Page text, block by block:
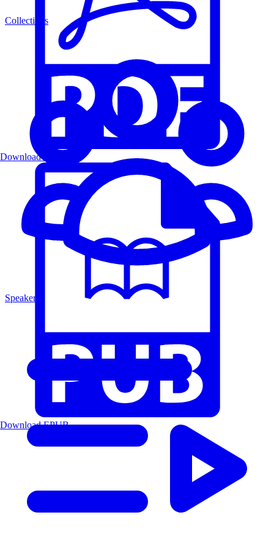
Collections
Speakers
Download PDF
Download EPUB